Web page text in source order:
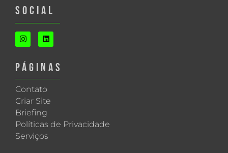
SOCIAL
PÁGINAS
Contato
Criar Site
Briefing
Políticas de Privacidade
Serviços